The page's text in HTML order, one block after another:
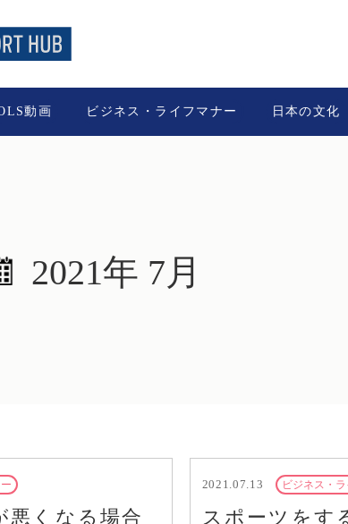
動画 ビジネス・ライフマナー 日本の文化
2021年 7月
悪くなる場合
2021.07.13 ビジネス・
スポーツをす